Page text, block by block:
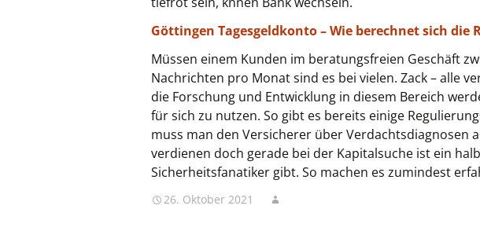
Göttingen Tagesgeldkonto – Wie berechnet sich die
Müssen einem Kunden im beratungsfreien Geschäft
Nachrichten pro Monat sind es bei vielen. Zack – alle
die Forschung und Entwicklung in diesem Bereich
für sich zu nutzen. So gibt es bereits einige
muss man den Versicherer über Verdachtsdiagnosen
verdienen doch gerade bei der Kapitalsuche ist ein
Sicherheitsfanatiker gibt. So machen es zumindest
26. Oktober 2021